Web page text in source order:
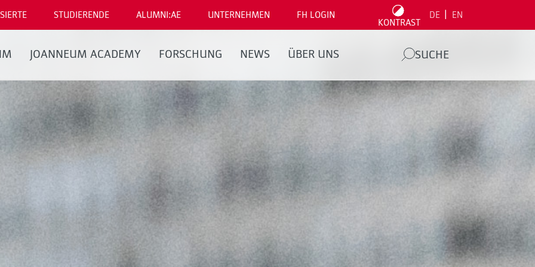
STUDIERENDE ALUMNI:AE UNTERNEHMEN FH LOGIN
KONTRAST
DE EN
JOANNEUM ACADEMY FORSCHUNG NEWS ÜBER UNS SUCHE